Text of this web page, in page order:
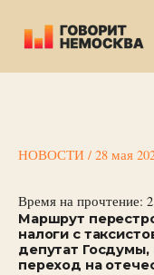
содержимому
НОВОСТИ / 28 мая
Время на прочтение: 2
Маршрут
налоги с
депутат Госдумы,
переход на